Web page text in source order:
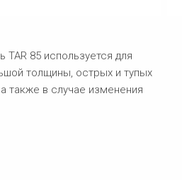
85 используется для
толщины, острых и тупых
также в случае изменения